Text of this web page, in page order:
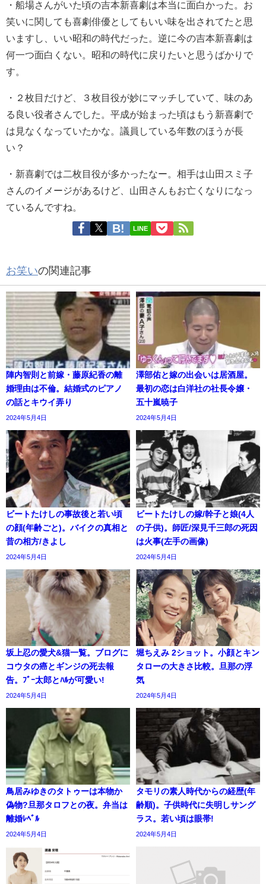
・ 船場さんがいた頃の吉本新喜劇は本当に面白かった。お
笑いに関しても喜劇俳優としてもいい味を出されてたと思
いますし、いい昭和の時代だった。逆に今の吉本新喜劇は
何一つ面白くない。昭和の時代に戻りたいと思うばかりで
す。
・
２枚目だけど、３枚目役が妙にマッチしていて、味のあ
る良い役者さんでした。平成が始まった頃はもう新喜劇で
は見なくなっていたかな。議員している年数のほうが長
い？
・ 新喜劇では二枚目役が多かったなー。相手は山田スミ子
さんのイメージがあるけど、山田さんもお亡くなりになっ
ているんですね。
LINE
お笑いの関連記事
陣内智則と前嫁・藤原紀香の離
婚理由は不倫。結婚式のピアノ
の話とキウイ弄り
2024年5月4日
澤部佑と嫁の出会いは居酒屋。
最初の恋は白洋社の社長令嬢・
五十嵐暁子
2024年5月4日
ビートたけしの事故後と若い頃
の顔(年齢ごと)。バイクの真相と
昔の相方/きよし
2024年5月4日
ビートたけしの嫁/幹子と娘(4人
の子供)。師匠/深見千三郎の死因
は火事(左手の画像)
2024年5月4日
坂上忍の愛犬&猫一覧。ブログに
コウタの癌とギンジの死去報
告。ﾌﾞｰ太郎とﾊﾙが可愛い!
2024年5月4日
堀ちえみ 2ショット。小顔とキン
タローの大きさ比較。旦那の浮
気
2024年5月4日
鳥居みゆきのタトゥーは本物か
偽物?旦那タロフとの夜。弁当は
離婚ﾚﾍﾞﾙ
2024年5月4日
タモリの素人時代からの経歴(年
齢順)。子供時代に失明しサング
ラス。若い頃は眼帯!
2024年5月4日